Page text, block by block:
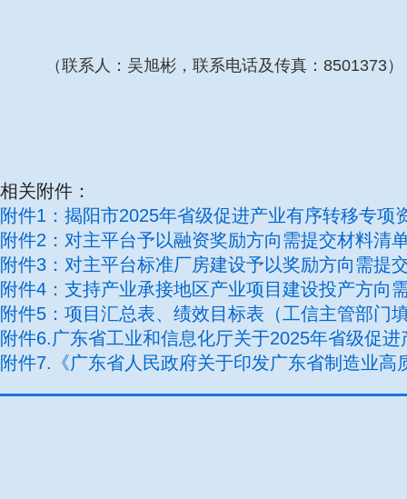
（联系人：吴旭彬，联系电话及传真：8501373）
相关附件：
附件1：揭阳市2025年省级促进产业有序转移专项
附件2：对主平台予以融资奖励方向需提交材料清
附件3：对主平台标准厂房建设予以奖励方向需提
附件4：支持产业承接地区产业项目建设投产方向
附件5：项目汇总表、绩效目标表（工信主管部门
附件6.广东省工业和信息化厅关于2025年省级促
附件7.《广东省人民政府关于印发广东省制造业